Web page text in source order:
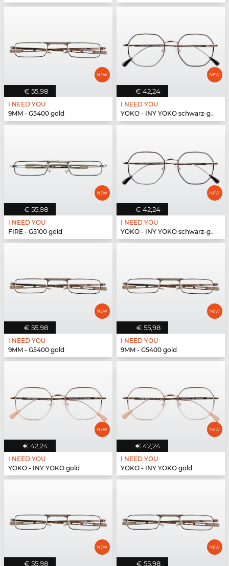
€ 55,98
I NEED YOU
9MM - G5400 gold
€ 42,24
I NEED YOU
YOKO - INY YOKO schwarz-gold
€ 55,98
I NEED YOU
FIRE - G5100 gold
€ 42,24
I NEED YOU
YOKO - INY YOKO schwarz-gold
€ 55,98
I NEED YOU
9MM - G5400 gold
€ 55,98
I NEED YOU
9MM - G5400 gold
€ 42,24
I NEED YOU
YOKO - INY YOKO gold
€ 42,24
I NEED YOU
YOKO - INY YOKO gold
€ 55,98 € 55,98